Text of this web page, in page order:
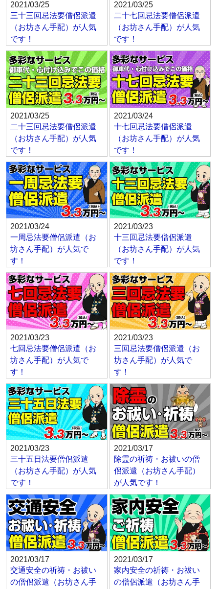
2021/03/25
三十三回忌法要僧侶派遣
（お坊さん手配）が人気
です！
2021/03/25
二十七回忌法要僧侶派遣
（お坊さん手配）が人気
です！
2021/03/25
二十三回忌法要僧侶派遣
（お坊さん手配）が人気
です！
2021/03/24
十七回忌法要僧侶派遣
（お坊さん手配）が人気
です！
2021/03/24
一周忌法要僧侶派遣（お
坊さん手配）が人気で
す！
2021/03/23
十三回忌法要僧侶派遣
（お坊さん手配）が人気
です！
2021/03/23
七回忌法要僧侶派遣（お
坊さん手配）が人気で
す！
2021/03/23
三回忌法要僧侶派遣（お
坊さん手配）が人気で
す！
2021/03/23
三十五日法要僧侶派遣
（お坊さん手配）が人気
です！
2021/03/17
除霊の祈祷・お祓いの僧
侶派遣（お坊さん手配）
が人気です！
2021/03/17
交通安全の祈祷・お祓い
の僧侶派遣（お坊さん手
2021/03/17
家内安全の祈祷・お祓い
の僧侶派遣（お坊さん手